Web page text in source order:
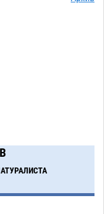
удара по
рублей
смену по